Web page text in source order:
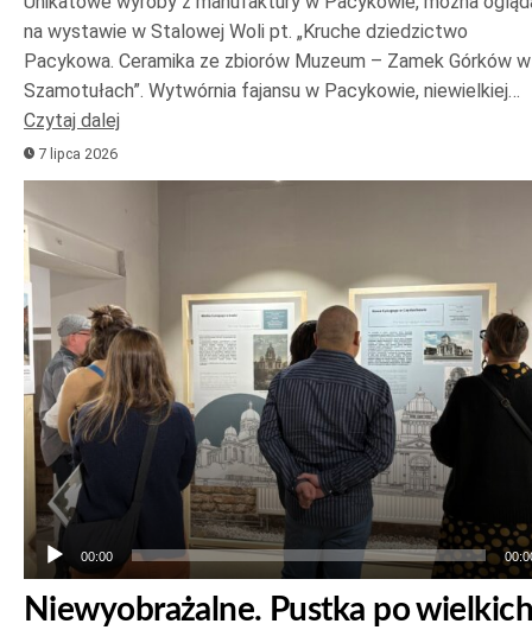
na wystawie w Stalowej Woli pt. „Kruche dziedzictwo
Pacykowa. Ceramika ze zbiorów Muzeum – Zamek Górków w
Szamotułach”. Wytwórnia fajansu w Pacykowie, niewielkiej…
Czytaj dalej
7 lipca 2026
plików
dźwiękowych
00:00
Niewyobrażalne. Pustka po wielkich